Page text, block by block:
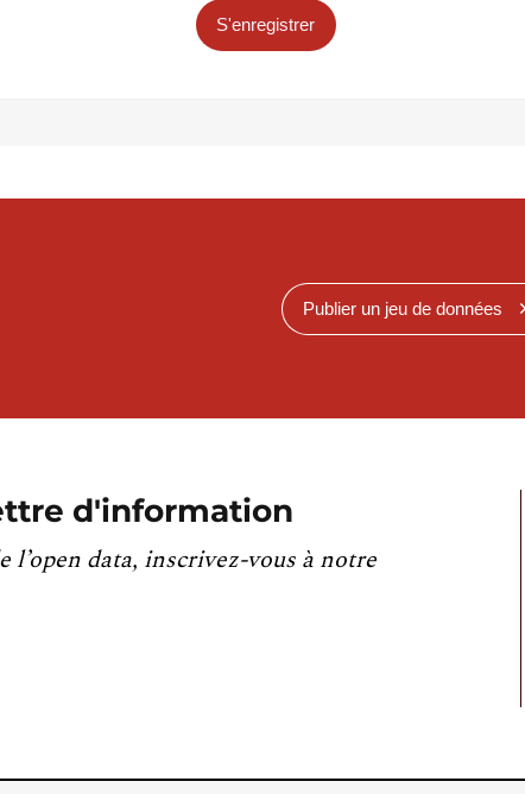
S'enregistrer
Publier un jeu de données
d'information
l’open data, inscrivez-vous à notre